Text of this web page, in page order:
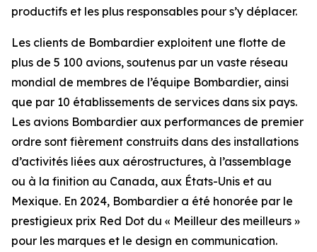
productifs et les plus responsables pour s’y déplacer.
Les clients de Bombardier exploitent une flotte de
plus de 5 100 avions, soutenus par un vaste réseau
mondial de membres de l’équipe Bombardier, ainsi
que par 10 établissements de services dans six pays.
Les avions Bombardier aux performances de premier
ordre sont fièrement construits dans des installations
d’activités liées aux aérostructures, à l’assemblage
ou à la finition au Canada, aux États-Unis et au
Mexique. En 2024, Bombardier a été honorée par le
prestigieux prix Red Dot du « Meilleur des meilleurs »
pour les marques et le design en communication.